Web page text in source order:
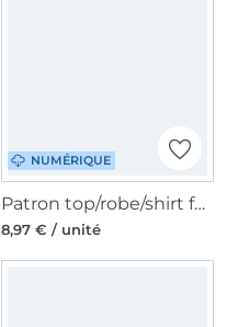
NUMÉRIQUE
Patron top/robe/shirt femme pdf Lysann TINAlisa, en allemand
8,97 € / unité